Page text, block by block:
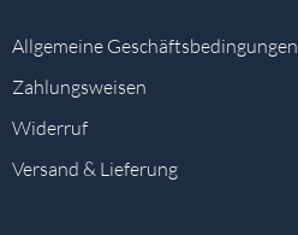
Allgemeine Geschäftsbedingungen
Zahlungsweisen
Widerruf
Versand & Lieferung